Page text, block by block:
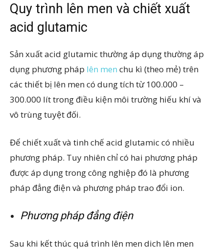
Quy trình lên men và chiết xuất
acid glutamic
Sản xuất acid glutamic thường áp dụng thường áp
dụng phương pháp lên men chu kì (theo mẻ) trên
các thiết bị lên men có dung tích từ 100.000 –
300.000 lít trong điều kiện môi trường hiếu khí và
vô trùng tuyệt đối.
Để chiết xuất và tinh chế acid glutamic có nhiều
phương pháp. Tuy nhiên chỉ có hai phương pháp
được áp dụng trong công nghiệp đó là phương
pháp đẳng điện và phương pháp trao đổi ion.
Phương pháp đẳng điện
Sau khi kết thúc quá trình lên men dich lên men